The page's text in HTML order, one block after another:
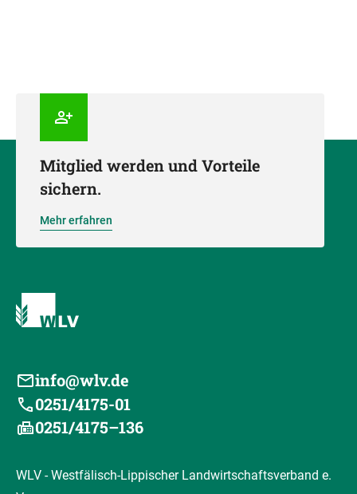
Mitglied werden und Vorteile
sichern.
Mehr erfahren
info@wlv.de
0251/4175-01
0251/4175–136
WLV - Westfälisch-Lippischer Landwirtschaftsverband e.